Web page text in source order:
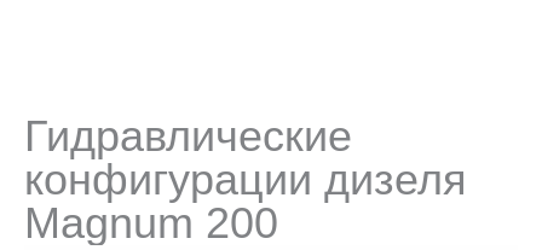
Гидравлические
конфигурации дизеля
Magnum 200